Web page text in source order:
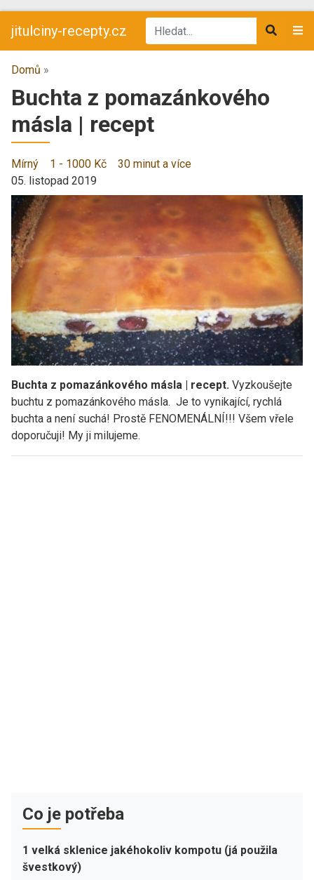
jitulciny-recepty.cz
Domů »
Buchta z pomazánkového
másla | recept
Mírný 1 - 1000 Kč
30 minut a více
05. listopad 2019
Buchta z pomazánkového másla | recept. Vyzkoušejte
buchtu z pomazánkového másla. Je to vynikající, rychlá
buchta a není suchá! Prostě FENOMENÁLNÍ!!! Všem vřele
doporučuji! My ji milujeme.
Co je potřeba
1 velká sklenice jakéhokoliv kompotu (já použila
švestkový)